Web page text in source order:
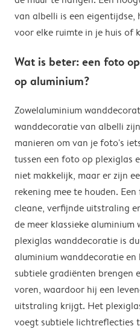
van albelli is een
voor elke ruimte in je huis of
Wat is beter: een foto
op aluminium?
Zowelaluminium
wanddecoratie van albelli
manieren om van je foto's
tussen een foto op plexiglas
niet makkelijk, maar er zijn
rekening mee te houden.
cleane, verfijnde uitstraling
de meer klassieke
plexiglas wanddecoratie is
aluminium wanddecoratie
subtiele gradiënten brengen
voren, waardoor hij een
uitstraling krijgt. Het
voegt subtiele lichtreflecties